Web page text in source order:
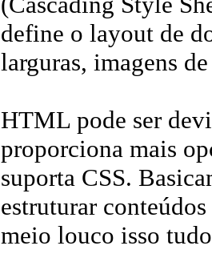
define o layout de
larguras, imagens
HTML pode ser
proporciona mais
suporta CSS.
estruturar
meio louco isso